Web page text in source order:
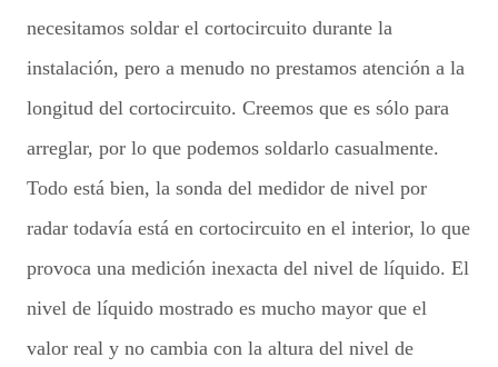
necesitamos soldar el cortocircuito durante la
instalación, pero a menudo no prestamos atención a la
longitud del cortocircuito. Creemos que es sólo para
arreglar, por lo que podemos soldarlo casualmente.
Todo está bien, la sonda del medidor de nivel por
radar todavía está en cortocircuito en el interior, lo que
provoca una medición inexacta del nivel de líquido. El
nivel de líquido mostrado es mucho mayor que el
valor real y no cambia con la altura del nivel de